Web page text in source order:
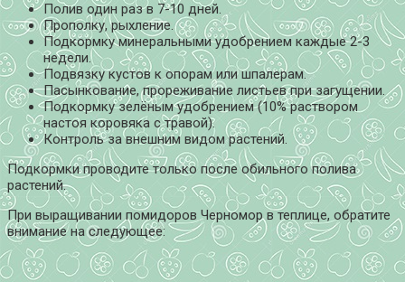
Полив один раз в 7-10 дней.
Прополку, рыхление.
Подкормку минеральными удобрением каждые 2-3
недели.
Подвязку кустов к опорам или шпалерам.
Пасынкование, прореживание листьев при загущении.
Подкормку зелёным удобрением (10% раствором
настоя коровяка с травой).
Контроль за внешним видом растений.
Подкормки проводите только после обильного полива
растений.
При выращивании помидоров Черномор в теплице, обратите
внимание на следующее: